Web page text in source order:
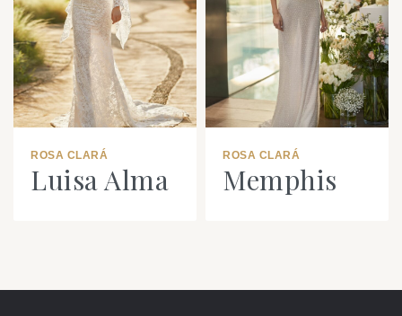
ROSA CLARÁ
Luisa Alma
ROSA CLARÁ
Memphis